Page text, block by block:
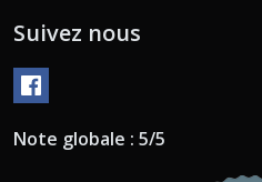
Suivez nous
Note globale : 5/5